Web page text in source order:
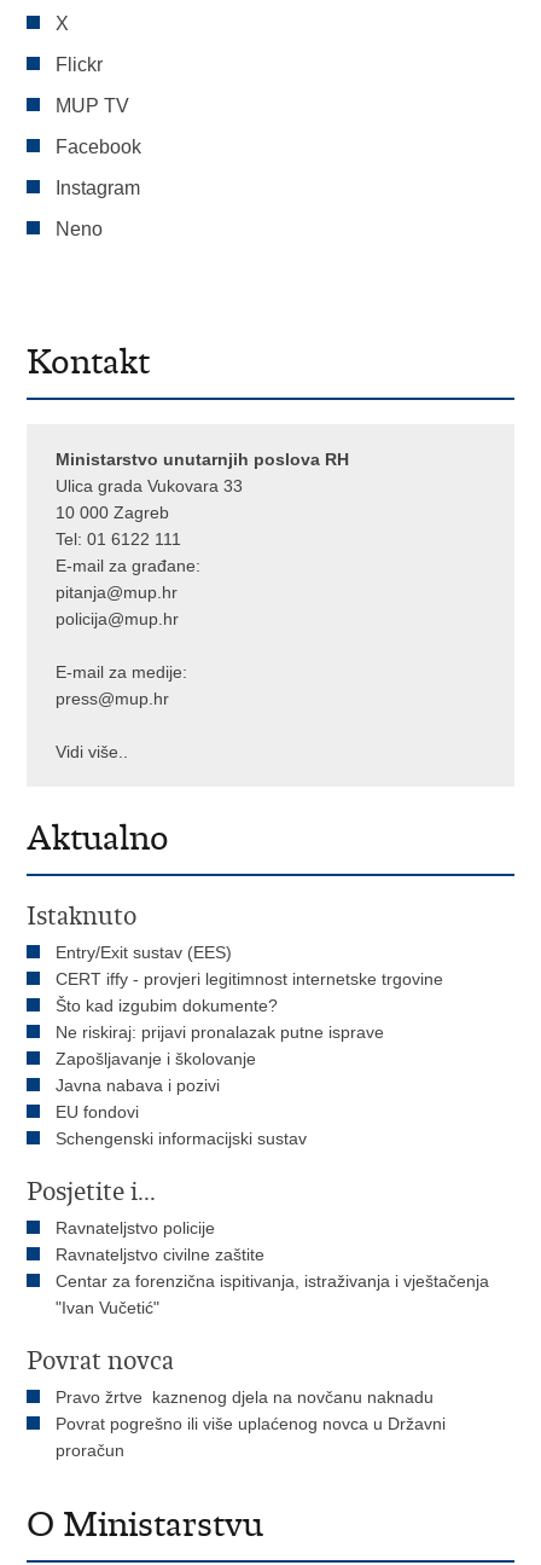
X
Flickr
MUP TV
Facebook
Instagram
Neno
Kontakt
Ministarstvo unutarnjih poslova RH
Ulica grada Vukovara 33
10 000 Zagreb
Tel:01 6122 111
E-mail za građane:
pitanja@mup.hr
policija@mup.hr
E-mail za medije:
press@mup.hr
Vidi više..
Aktualno
Istaknuto
Entry/Exit sustav (EES)
CERT iffy - provjeri legitimnost internetske trgovine
Što kad izgubim dokumente?
Ne riskiraj: prijavi pronalazak putne isprave
Zapošljavanje i školovanje
Javna nabava i pozivi
EU fondovi
Schengenski informacijski sustav
Posjetite i...
Ravnateljstvo policije
Ravnateljstvo civilne zaštite
Centar za forenzična ispitivanja, istraživanja i vještačenja
"Ivan Vučetić"
Povrat novca
Pravo žrtve kaznenog djela na novčanu naknadu
Povrat pogrešno ili više uplaćenog novca u Državni
proračun
O Ministarstvu